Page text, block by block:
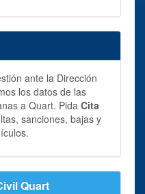
ante la Dirección
los datos de las
a Quart. Pida Cita
sanciones, bajas y
Quart